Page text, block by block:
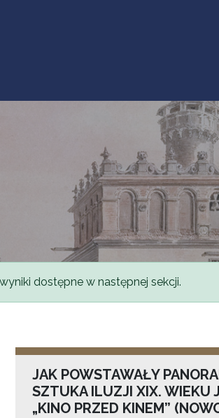
dostępne w następnej sekcji.
JAK POWSTAWAŁY
SZTUKA ILUZJI XIX. WIEKU
„KINO PRZED KINEM”